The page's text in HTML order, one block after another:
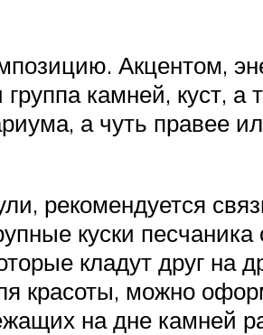
Акцентом,
камней, куст, а
а чуть правее
рекомендуется
куски
кладут друг на
красоты, можно
на дне камней